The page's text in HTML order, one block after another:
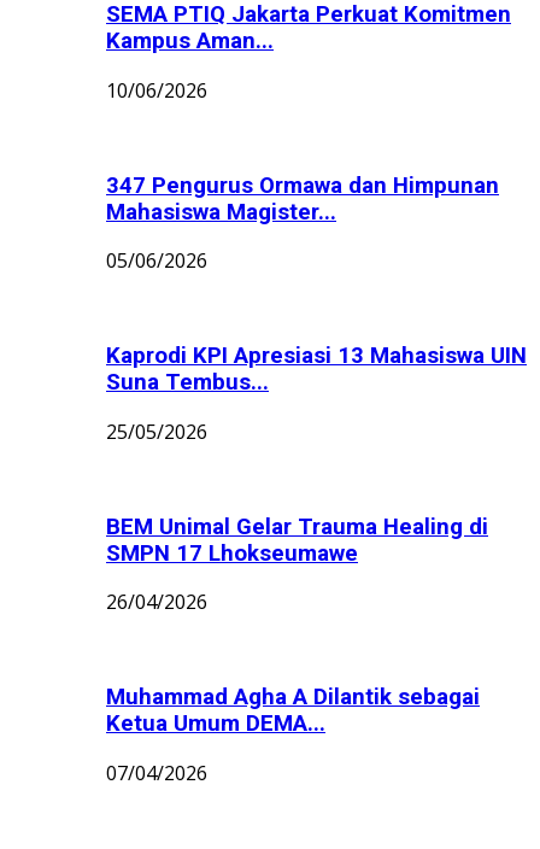
SEMA PTIQ Jakarta Perkuat Komitmen
Kampus Aman...
10/06/2026
347 Pengurus Ormawa dan Himpunan
Mahasiswa Magister...
05/06/2026
Kaprodi KPI Apresiasi 13 Mahasiswa UIN
Suna Tembus...
25/05/2026
BEM Unimal Gelar Trauma Healing di
SMPN 17 Lhokseumawe
26/04/2026
Muhammad Agha A Dilantik sebagai
Ketua Umum DEMA...
07/04/2026